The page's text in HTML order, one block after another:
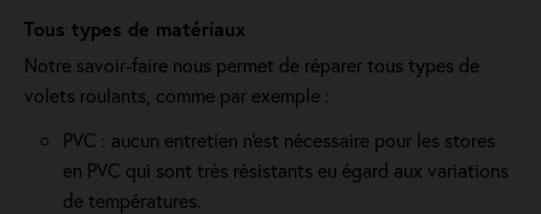
Tous types de matériaux
Notre savoir-faire nous permet de réparer tous types de
volets roulants, comme par exemple :
PVC : aucun entretien n'est nécessaire pour les stores
en PVC qui sont très résistants eu égard aux variations
de températures.